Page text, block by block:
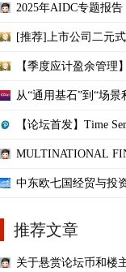
2025年AIDC专题报
[推荐]上市公司二元
【季度应计盈余管理
从“通用基石”到“场景
【论坛首发】Time
MULTINATIONAL
中东欧七国经贸与投
推荐文章
关于悬赏论坛币和楼